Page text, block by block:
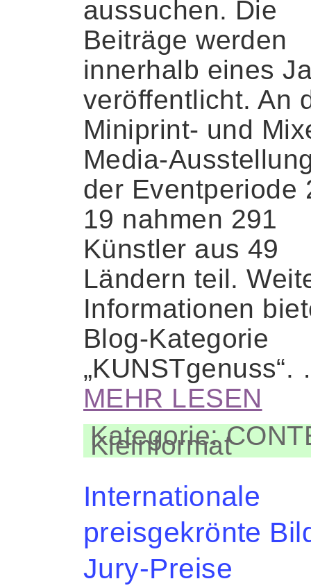
aussuchen. Die
Beiträge werden
innerhalb eines
veröffentlicht. An
Miniprint- und
Media-
der Eventperiode
19 nahmen 291
Künstler aus 49
Ländern teil.
Informationen
Blog-Kategorie
MEHR LESEN
Kategorie:
Kleinformat
Internationale
preisgekrönte
Jury-Preise